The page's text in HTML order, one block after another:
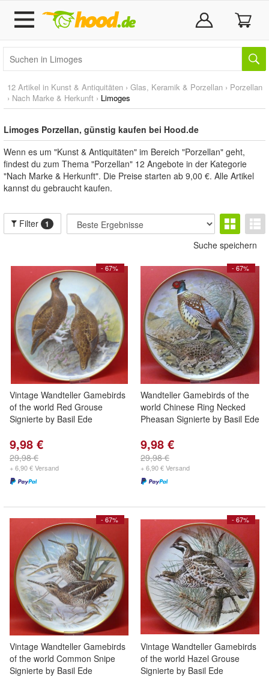
12 Artikel in Kunst & Antiquitäten › Glas, Keramik & Porzellan › Porzellan
› Nach Marke & Herkunft › Limoges
Limoges Porzellan, günstig kaufen bei Hood.de
Wenn es um "Kunst & Antiquitäten" im Bereich "Porzellan" geht,
findest du zum Thema "Porzellan" 12 Angebote in der Kategorie
"Nach Marke & Herkunft". Die Preise starten ab 9,00 €. Alle Artikel
kannst du gebraucht kaufen.
Filter 1
Suche speichern
- 67%
Vintage Wandteller Gamebirds
of the world Red Grouse
Signierte by Basil Ede
9,98 €
29,98 €
+ 6,90 € Versand
- 67%
Wandteller Gamebirds of the
world Chinese Ring Necked
Pheasan Signierte by Basil Ede
9,98 €
29,98 €
+ 6,90 € Versand
- 67%
Vintage Wandteller Gamebirds
of the world Common Snipe
Signierte by Basil Ede
- 67%
Vintage Wandteller Gamebirds
of the world Hazel Grouse
Signierte by Basil Ede